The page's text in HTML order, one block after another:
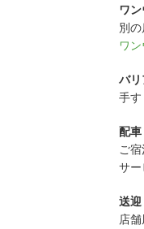
ワ
別
ワ
バリ
手す
配車
ご
サー
送迎
店